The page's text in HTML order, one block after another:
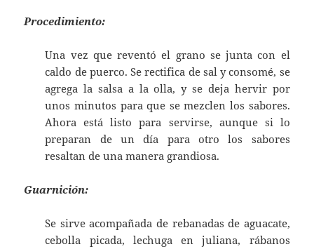
Procedimiento:
Una vez que reventó el grano se junta con el
caldo de puerco. Se rectifica de sal y consomé, se
agrega la salsa a la olla, y se deja hervir por
unos minutos para que se mezclen los sabores.
Ahora está listo para servirse, aunque si lo
preparan de un día para otro los sabores
resaltan de una manera grandiosa.
Guarnición:
Se sirve acompañada de rebanadas de aguacate,
cebolla picada, lechuga en juliana, rábanos